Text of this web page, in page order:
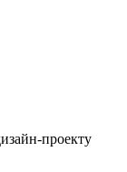
проекту